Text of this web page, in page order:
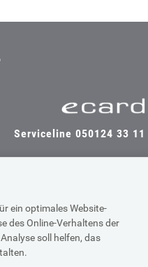
ein optimales Website-
des Online-Verhaltens der
soll helfen, das
Serviceline 050124 33 11